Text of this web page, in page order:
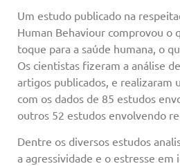
Um estudo publicado na
Human Behaviour comprovou o
toque para a saúde humana, o
Os cientistas fizeram a análise
artigos publicados, e realizaram
com os dados de 85 estudos
outros 52 estudos envolvendo
Dentre os diversos estudos
a agressividade e o estresse em